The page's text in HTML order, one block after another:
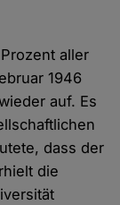
aller
1946
auf. Es
dass der
die